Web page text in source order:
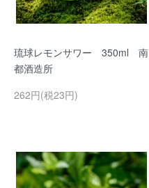
琉球レモンサワー 350ml 南
都酒造所
262円(税23円)